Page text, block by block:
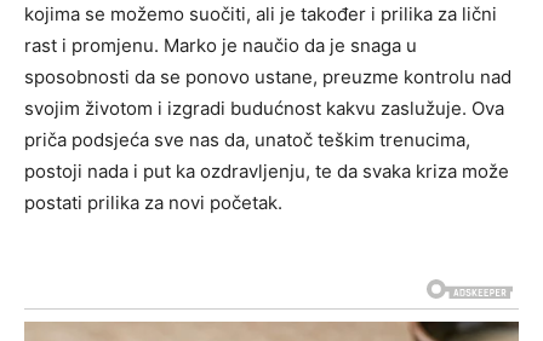
kojima se možemo suočiti, ali je također i prilika za lični
rast i promjenu. Marko je naučio da je snaga u
sposobnosti da se ponovo ustane, preuzme kontrolu nad
svojim životom i izgradi budućnost kakvu zaslužuje. Ova
priča podsjeća sve nas da, unatoč teškim trenucima,
postoji nada i put ka ozdravljenju, te da svaka kriza može
postati prilika za novi početak.